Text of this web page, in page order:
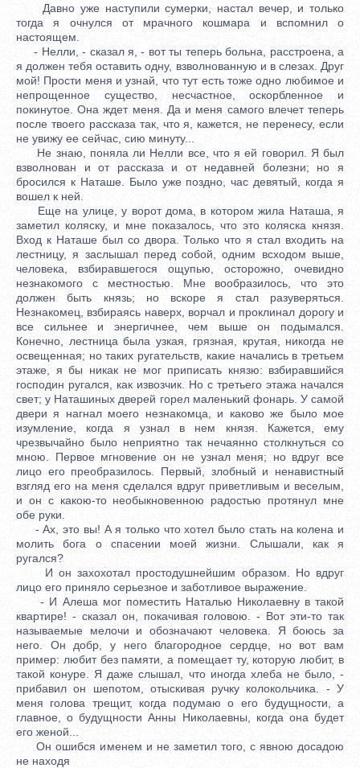
Давно уже наступили сумерки, настал вечер, и только
тогда я очнулся от мрачного кошмара и вспомнил о
настоящем.
- Нелли, - сказал я, - вот ты теперь больна, расстроена, а
я должен тебя оставить одну, взволнованную и в слезах. Друг
мой! Прости меня и узнай, что тут есть тоже одно любимое и
непрощенное существо, несчастное, оскорбленное и
покинутое. Она ждет меня. Да и меня самого влечет теперь
после твоего рассказа так, что я, кажется, не перенесу, если
не увижу ее сейчас, сию минуту...
Не знаю, поняла ли Нелли все, что я ей говорил. Я был
взволнован и от рассказа и от недавней болезни; но я
бросился к Наташе. Было уже поздно, час девятый, когда я
вошел к ней.
Еще на улице, у ворот дома, в котором жила Наташа, я
заметил коляску, и мне показалось, что это коляска князя.
Вход к Наташе был со двора. Только что я стал входить на
лестницу, я заслышал перед собой, одним всходом выше,
человека, взбиравшегося ощупью, осторожно, очевидно
незнакомого с местностью. Мне вообразилось, что это
должен быть князь; но вскоре я стал разуверяться.
Незнакомец, взбираясь наверх, ворчал и проклинал дорогу и
все сильнее и энергичнее, чем выше он подымался.
Конечно, лестница была узкая, грязная, крутая, никогда не
освещенная; но таких ругательств, какие начались в третьем
этаже, я бы никак не мог приписать князю: взбиравшийся
господин ругался, как извозчик. Но с третьего этажа начался
свет; у Наташиных дверей горел маленький фонарь. У самой
двери я нагнал моего незнакомца, и каково же было мое
изумление, когда я узнал в нем князя. Кажется, ему
чрезвычайно было неприятно так нечаянно столкнуться со
мною. Первое мгновение он не узнал меня; но вдруг все
лицо его преобразилось. Первый, злобный и ненавистный
взгляд его на меня сделался вдруг приветливым и веселым,
и он с какою-то необыкновенною радостью протянул мне
обе руки.
- Ах, это вы! А я только что хотел было стать на колена и
молить бога о спасении моей жизни. Слышали, как я
ругался?
И он захохотал простодушнейшим образом. Но вдруг
лицо его приняло серьезное и заботливое выражение.
- И Алеша мог поместить Наталью Николаевну в такой
квартире! - сказал он, покачивая головою. - Вот эти-то так
называемые мелочи и обозначают человека. Я боюсь за
него. Он добр, у него благородное сердце, но вот вам
пример: любит без памяти, а помещает ту, которую любит, в
такой конуре. Я даже слышал, что иногда хлеба не было, -
прибавил он шепотом, отыскивая ручку колокольчика. - У
меня голова трещит, когда подумаю о его будущности, а
главное, о будущности Анны Николаевны, когда она будет
его женой...
Он ошибся именем и не заметил того, с явною досадою
не находя